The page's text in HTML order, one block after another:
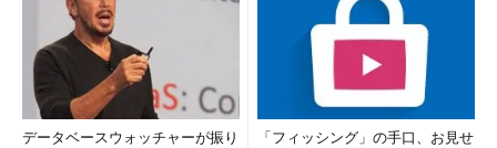
データベースウォッチャーが振り
「フィッシング」の手口、お見せ